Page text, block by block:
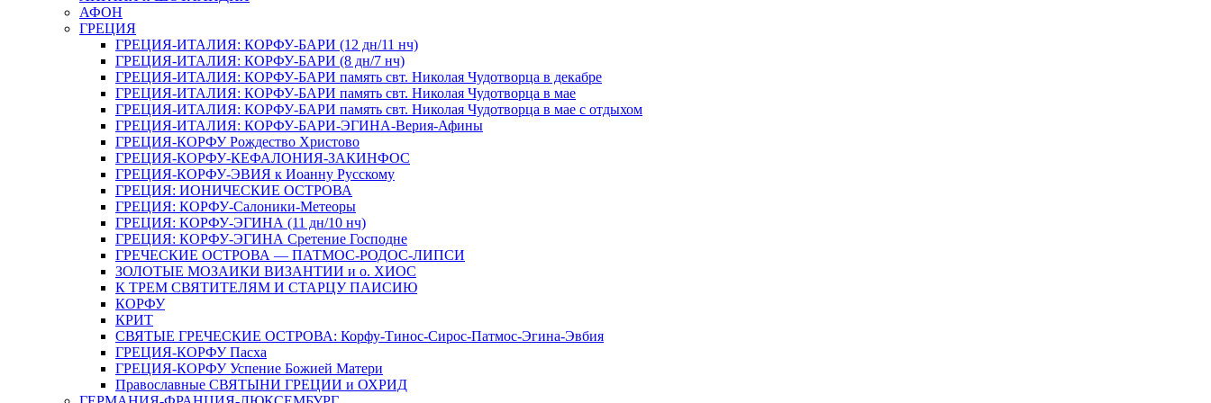
АФОН
ГРЕЦИЯ
ГРЕЦИЯ-ИТАЛИЯ: КОРФУ-БАРИ (12 дн/11 нч)
ГРЕЦИЯ-ИТАЛИЯ: КОРФУ-БАРИ (8 дн/7 нч)
ГРЕЦИЯ-ИТАЛИЯ: КОРФУ-БАРИ память свт. Николая Чудотворца в декабре
ГРЕЦИЯ-ИТАЛИЯ: КОРФУ-БАРИ память свт. Николая Чудотворца в мае
ГРЕЦИЯ-ИТАЛИЯ: КОРФУ-БАРИ память свт. Николая Чудотворца в мае с отдыхом
ГРЕЦИЯ-ИТАЛИЯ: КОРФУ-БАРИ-ЭГИНА-Верия-Афины
ГРЕЦИЯ-КОРФУ Рождество Христово
ГРЕЦИЯ-КОРФУ-КЕФАЛОНИЯ-ЗАКИНФОС
ГРЕЦИЯ-КОРФУ-ЭВИЯ к Иоанну Русскому
ГРЕЦИЯ: ИОНИЧЕСКИЕ ОСТРОВА
ГРЕЦИЯ: КОРФУ-Салоники-Метеоры
ГРЕЦИЯ: КОРФУ-ЭГИНА (11 дн/10 нч)
ГРЕЦИЯ: КОРФУ-ЭГИНА Сретение Господне
ГРЕЧЕСКИЕ ОСТРОВА — ПАТМОС-РОДОС-ЛИПСИ
ЗОЛОТЫЕ МОЗАИКИ ВИЗАНТИИ и о. ХИОС
К ТРЕМ СВЯТИТЕЛЯМ И СТАРЦУ ПАИСИЮ
КОРФУ
КРИТ
СВЯТЫЕ ГРЕЧЕСКИЕ ОСТРОВА: Корфу-Тинос-Сирос-Патмос-Эгина-Эвбия
ГРЕЦИЯ-КОРФУ Пасха
ГРЕЦИЯ-КОРФУ Успение Божией Матери
Православные СВЯТЫНИ ГРЕЦИИ и ОХРИД